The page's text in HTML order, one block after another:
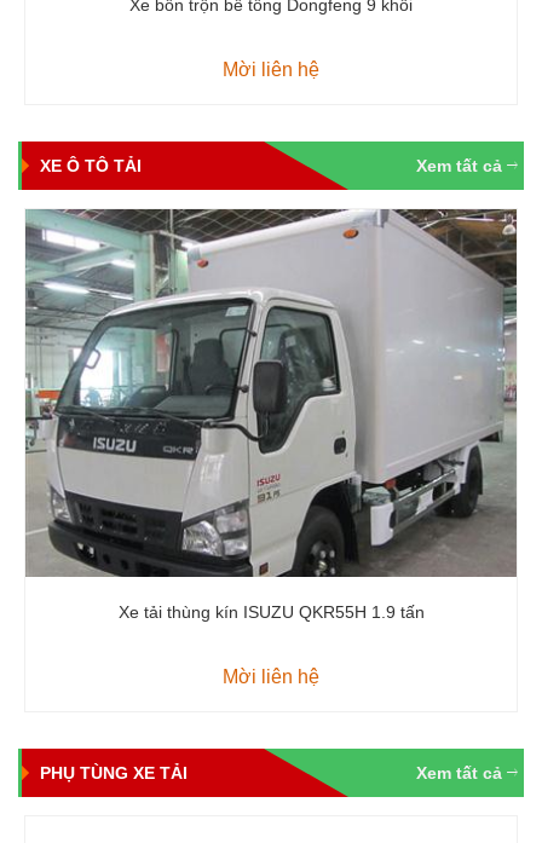
Xe bồn trộn bê tông Dongfeng 9 khối
Mời liên hệ
XE Ô TÔ TẢI Xem tất cả
Xe tải thùng kín ISUZU QKR55H 1.9 tấn
Mời liên hệ
PHỤ TÙNG XE TẢI Xem tất cả